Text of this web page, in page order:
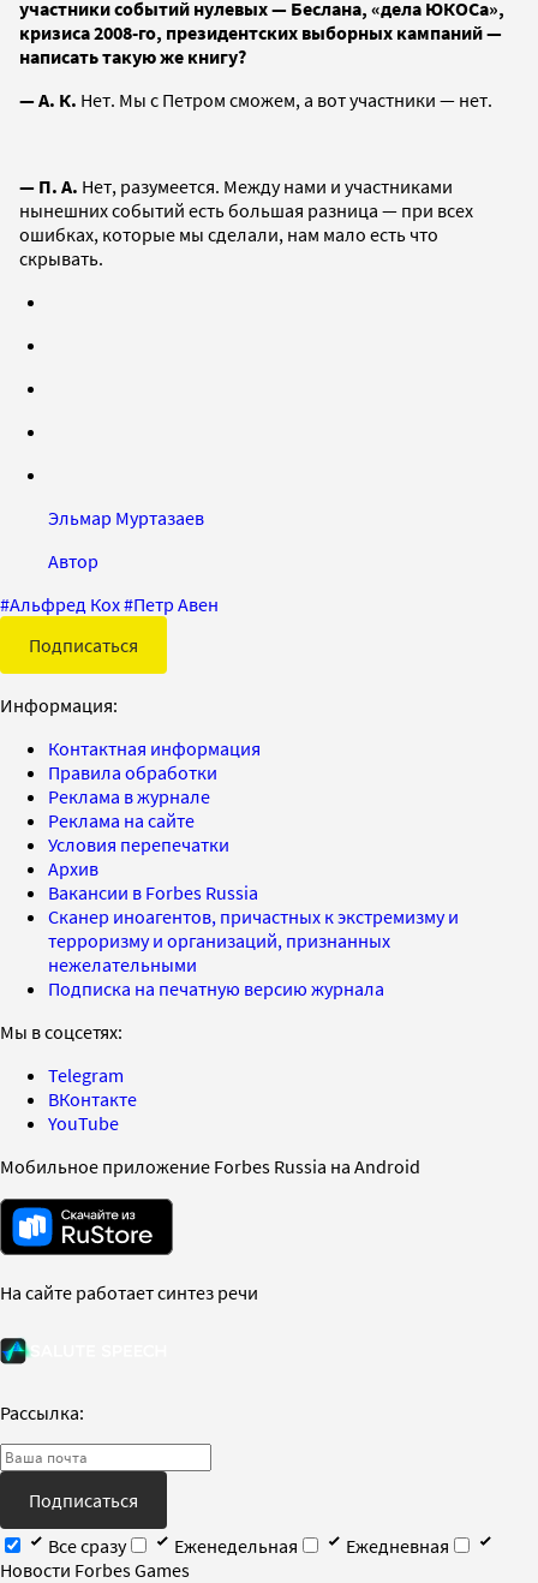
участники событий нулевых — Беслана, «дела ЮКОСа»,
кризиса 2008-го, президентских выборных кампаний —
написать такую же книгу?
— А. К. Нет. Мы с Петром сможем, а вот участники — нет.
— П. А. Нет, разумеется. Между нами и участниками
нынешних событий есть большая разница — при всех
ошибках, которые мы сделали, нам мало есть что
скрывать.
Эльмар Муртазаев
Автор
#Альфред Кох#Петр Авен
Подписаться
Информация:
Контактная информация
Правила обработки
Реклама в журнале
Реклама на сайте
Условия перепечатки
Архив
Вакансии в Forbes Russia
Сканер иноагентов, причастных к экстремизму и
терроризму и организаций, признанных
нежелательными
Подписка на печатную версию журнала
Мы в соцсетях:
Telegram
ВКонтакте
YouTube
Мобильное приложение Forbes Russia на Android
На сайте работает синтез речи
Рассылка:
Подписаться
Все сразу
Еженедельная
Ежедневная
Новости Forbes Games